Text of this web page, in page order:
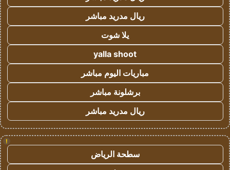
ريال مدريد مباشر
يلا شوت
yalla shoot
مباريات اليوم مباشر
برشلونة مباشر
ريال مدريد مباشر
!
سطحة الرياض